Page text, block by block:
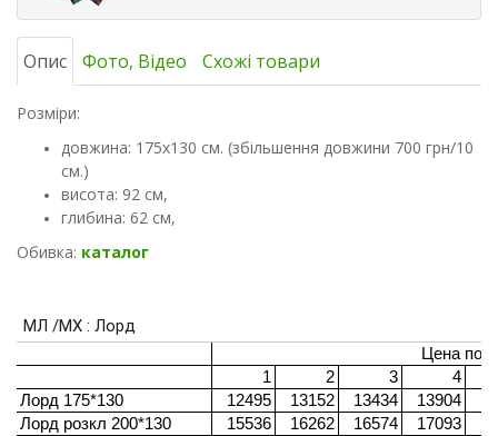
Опис Фото, Відео Схожі товари
Розміри:
довжина: 175х130 см. (збільшення довжини 700 грн/10
см.)
висота: 92 см,
глибина: 62 см,
Обивка: каталог